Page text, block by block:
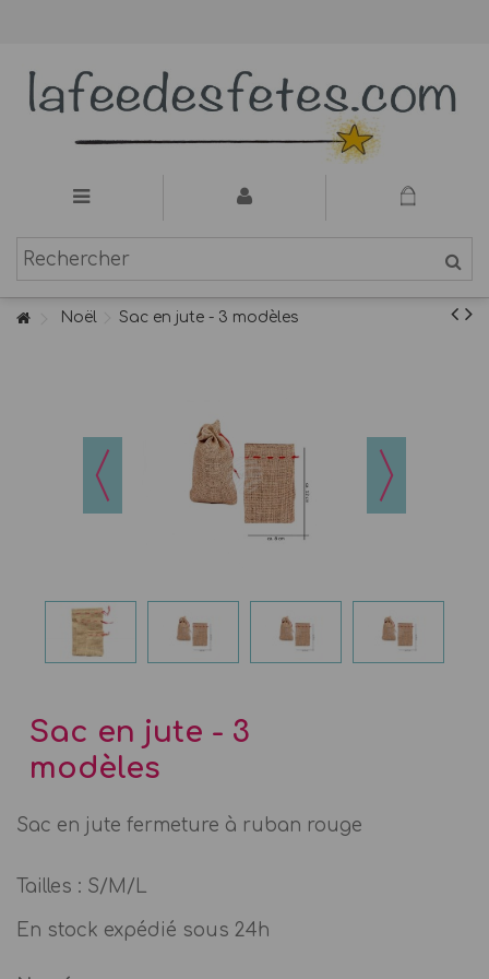
Noël Sac en jute - 3 modèles
Sac en jute - 3
modèles
Sac en jute fermeture à ruban rouge
Tailles : S/M/L
En stock expédié sous 24h